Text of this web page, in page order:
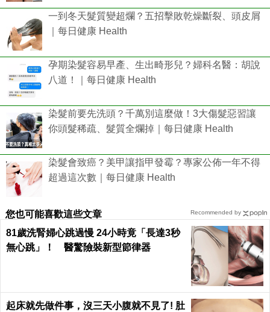
一到冬天髮質變超爛？五招擊敗乾燥斷裂、頭皮屑
｜每日健康 Health
孕期染髮容易早產、生出畸形兒？婦科名醫：胡說
八道！｜每日健康 Health
染髮前要先洗頭？千萬別這麼做！3大傷髮惡習讓
你頭髮稀疏、髮質全爛掉｜每日健康 Health
染髮會致癌？美甲讓指甲發霉？專家公佈一年不得
超過這次數｜每⽇健康 Health
您也可能喜歡這些文章
81歲洗腎婦心跳過慢 24小時竟「長達3秒
無心跳」！ 醫驚險裝新型節律器
起床就先做件事，沒三天小腹就不見了! 肚
Recommended by